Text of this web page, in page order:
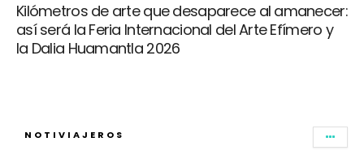
Kilómetros de arte que desaparece al amanecer:
así será la Feria Internacional del Arte Efímero y
la Dalia Huamantla 2026
NOTIVIAJEROS